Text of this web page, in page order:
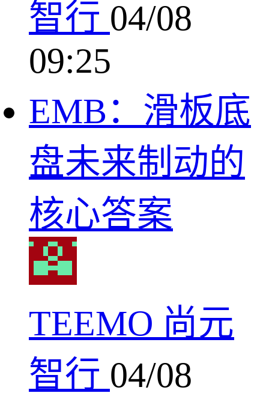
智行 04/08
09:25
EMB：滑板底
盘未来制动的
核心答案
TEEMO 尚元
智行 04/08